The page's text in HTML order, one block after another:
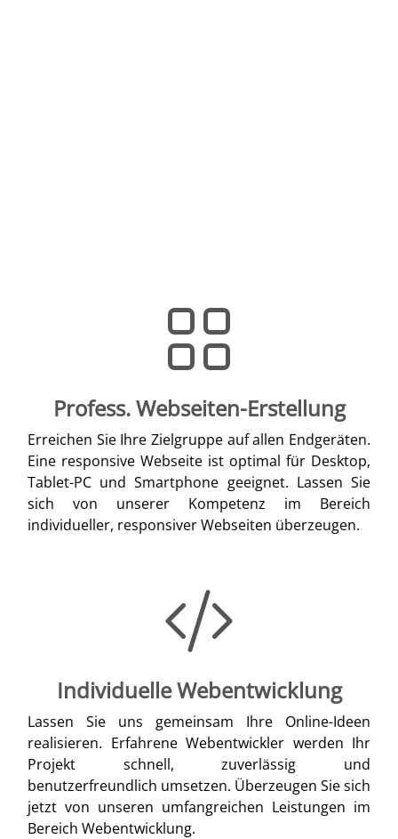
Profess. Webseiten-Erstellung
Erreichen Sie Ihre Zielgruppe auf allen Endgeräten.
Eine responsive Webseite ist optimal für Desktop,
Tablet-PC und Smartphone geeignet. Lassen Sie
sich von unserer Kompetenz im Bereich
individueller, responsiver Webseiten überzeugen.
Individuelle Webentwicklung
Lassen Sie uns gemeinsam Ihre Online-Ideen
realisieren. Erfahrene Webentwickler werden Ihr
Projekt schnell, zuverlässig und
benutzerfreundlich umsetzen. Überzeugen Sie sich
jetzt von unseren umfangreichen Leistungen im
Bereich Webentwicklung.